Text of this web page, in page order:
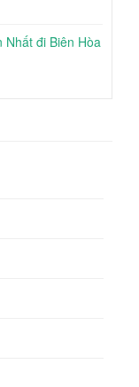
Nhất đi Biên Hòa